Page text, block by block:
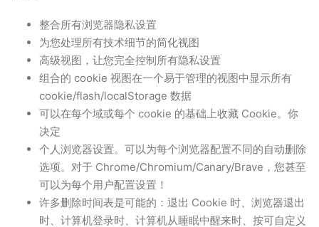
整合所有浏览器隐私设置
为您处理所有技术细节的简化视图
高级视图，让您完全控制所有隐私设置
组合的 cookie 视图在一个易于管理的视图中显示所有
cookie/flash/localStorage 数据
可以在每个域或每个 cookie 的基础上收藏 Cookie。你
决定
个人浏览器设置。可以为每个浏览器配置不同的自动删除
选项。对于 Chrome/Chromium/Canary/Brave，您甚至
可以为每个用户配置设置！
许多删除时间表是可能的：退出 Cookie 时、浏览器退出
时、计算机登录时、计算机从睡眠中醒来时、按可自定义